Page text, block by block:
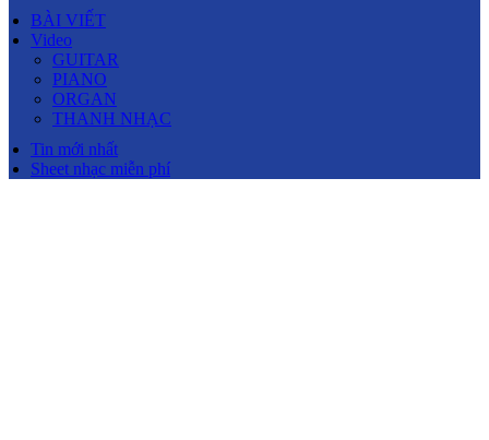
BÀI VIẾT
Video
GUITAR
PIANO
ORGAN
THANH NHẠC
Tin mới nhất
Sheet nhạc miễn phí